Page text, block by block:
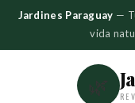
Jardines Paraguay —
vida
🌿